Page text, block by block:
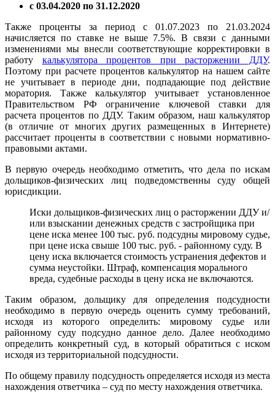
с 03.04.2020 по 31.12.2020
Также проценты за период с 01.07.2023 по 21.03.2024
начисляется по ставке не выше 7.5%. В связи с данными
изменениями мы внесли соответствующие корректировки в
работу калькулятора процентов при расторжении ДДУ.
Поэтому при расчете процентов калькулятор на нашем сайте
не учитывает в периоде дни, подпадающие под действие
моратория. Также калькулятор учитывает установленное
Правительством РФ ограничение ключевой ставки для
расчета процентов по ДДУ. Таким образом, наш калькулятор
(в отличие от многих других размещенных в Интернете)
рассчитает проценты в соответствии с новыми нормативно-
правовыми актами.
В первую очередь необходимо отметить, что дела по искам
дольщиков-физических лиц подведомственны суду общей
юрисдикции.
Иски дольщиков-физических лиц о расторжении ДДУ и/
или взыскании денежных средств с застройщика при
цене иска менее 100 тыс. руб. подсудны мировому судье,
при цене иска свыше 100 тыс. руб. - районному суду. В
цену иска включается стоимость устранения дефектов и
сумма неустойки. Штраф, компенсация морального
вреда, судебные расходы в цену иска не включаются.
Таким образом, дольщику для определения подсудности
необходимо в первую очередь оценить сумму требований,
исходя из которого определить: мировому судье или
районному суду подсудно данное дело. Далее необходимо
определить конкретный суд, в который обратиться с иском
исходя из территориальной подсудности.
По общему правилу подсудность определяется исходя из места
нахождения ответчика – суд по месту нахождения ответчика.